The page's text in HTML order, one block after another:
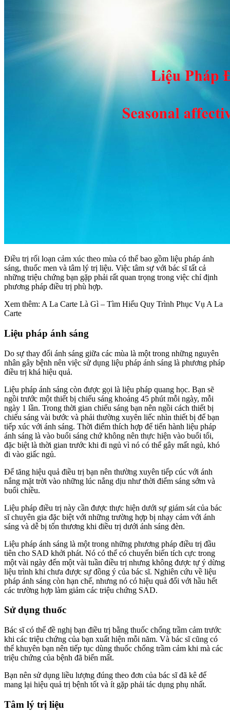
Điều trị rối loạn cảm xúc theo mùa có thể bao gồm liệu pháp ánh
sáng, thuốc men và tâm lý trị liệu. Việc tâm sự với bác sĩ tất cả
những triệu chứng bạn gặp phải rất quan trọng trong việc chỉ định
phương pháp điều trị phù hợp.
Xem thêm: A La Carte Là Gì – Tìm Hiểu Quy Trình Phục Vụ A La
Carte
Liệu pháp ánh sáng
Do sự thay đổi ánh sáng giữa các mùa là một trong những nguyên
nhân gây bệnh nên việc sử dụng liệu pháp ánh sáng là phương pháp
điều trị khá hiệu quả.
Liệu pháp ánh sáng còn được gọi là liệu pháp quang học. Bạn sẽ
ngồi trước một thiết bị chiếu sáng khoảng 45 phút mỗi ngày, mỗi
ngày 1 lần. Trong thời gian chiếu sáng bạn nên ngồi cách thiết bị
chiếu sáng vài bước và phải thường xuyên liếc nhìn thiết bị để bạn
tiếp xúc với ánh sáng. Thời điểm thích hợp để tiến hành liệu pháp
ánh sáng là vào buổi sáng chứ không nên thực hiện vào buổi tối,
đặc biệt là thời gian trước khi đi ngủ vì nó có thể gây mất ngủ, khó
đi vào giấc ngủ.
Để tăng hiệu quả điều trị bạn nên thường xuyên tiếp cúc với ánh
nắng mặt trời vào những lúc nắng dịu như thời điểm sáng sớm và
buổi chiều.
Liệu pháp điều trị này cần được thực hiện dưới sự giám sát của bác
sĩ chuyên gia đặc biệt với những trường hợp bị nhạy cảm với ánh
sáng và dễ bị tổn thương khi điều trị dưới ánh sáng đèn.
Liệu pháp ánh sáng là một trong những phương pháp điều trị đầu
tiên cho SAD khởi phát. Nó có thể có chuyển biến tích cực trong
một vài ngày đến một vài tuần điều trị nhưng không được tự ý dừng
liệu trình khi chưa được sự đồng ý của bác sĩ. Nghiên cứu về liệu
pháp ánh sáng còn hạn chế, nhưng nó có hiệu quả đối với hầu hết
các trường hợp làm giảm các triệu chứng SAD.
Sử dụng thuốc
Bác sĩ có thể đề nghị bạn điều trị bằng thuốc chống trầm cảm trước
khi các triệu chứng của bạn xuất hiện mỗi năm. Và bác sĩ cũng có
thể khuyên bạn nên tiếp tục dùng thuốc chống trầm cảm khi mà các
triệu chứng của bệnh đã biến mất.
Bạn nên sử dụng liều lượng đúng theo đơn của bác sĩ đã kê để
mang lại hiệu quả trị bệnh tốt và ít gặp phải tác dụng phụ nhất.
Tâm lý trị liệu